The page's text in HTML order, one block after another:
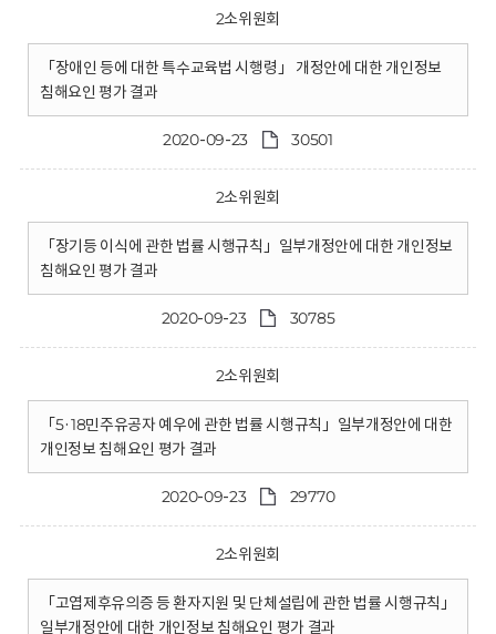
2소위원회
「장애인 등에 대한 특수교육법 시행령」 개정안에 대한 개인정보
침해요인 평가 결과
2020-09-23 30501
2소위원회
「장기등 이식에 관한 법률 시행규칙」일부개정안에 대한 개인정보
침해요인 평가 결과
2020-09-23 30785
2소위원회
「5·18민주유공자 예우에 관한 법률 시행규칙」일부개정안에 대한
개인정보 침해요인 평가 결과
2020-09-23 29770
2소위원회
「고엽제후유의증 등 환자지원 및 단체설립에 관한 법률 시행규칙」
일부개정안에 대한 개인정보 침해요인 평가 결과